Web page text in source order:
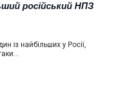
російський НПЗ
із найбільших у Росії,